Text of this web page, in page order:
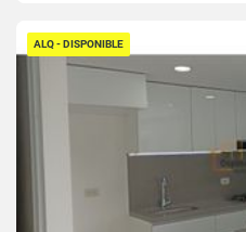
ALQ - DISPONIBLE